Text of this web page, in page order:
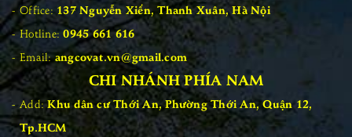
Office:137 Nguyễn Xiển, Thanh Xuân, Hà Nội
Hotline:0945 661 616
Email:angcovat.vn@gmail.com
CHI NHÁNH PHÍA NAM
Add:Khu dân cư Thới An, Phường Thới An, Quận 12,
Tp.HCM